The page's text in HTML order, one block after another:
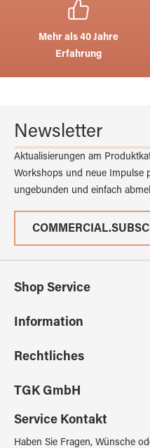
Mehr als 40 Jahre
Erfahrung
Newsletter
Aktualisierungen am
Workshops und neue Impulse
ungebunden und einfach
Shop Service
Information
Rechtliches
TGK GmbH
Service Kontakt
Haben Sie Fragen, Wünsche